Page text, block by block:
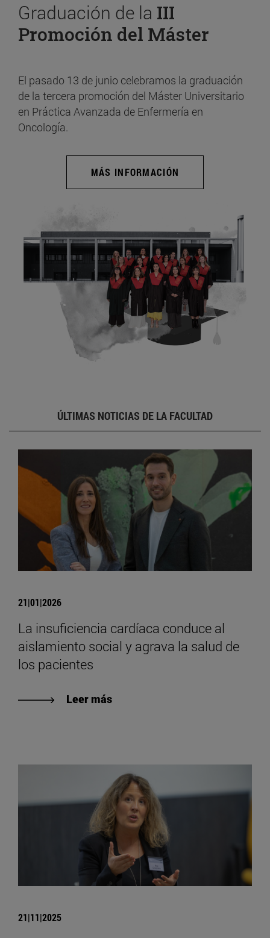
Graduación de la III
Promoción del Máster
El pasado 13 de junio celebramos la graduación
de la tercera promoción del Máster Universitario
en Práctica Avanzada de Enfermería en
Oncología.
MÁS INFORMACIÓN
ÚLTIMAS NOTICIAS DE LA FACULTAD
21|01|2026
La insuficiencia cardíaca conduce al
aislamiento social y agrava la salud de
los pacientes
Leer más
21|11|2025